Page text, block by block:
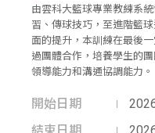
由雲科大籃球專業教練系
習、傳球技巧，至進階籃
面的提升，本訓練在最後
過團體合作，培養學生的
領導能力和溝通協調能力。
開始日期